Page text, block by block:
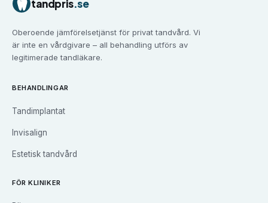
Tandvård iFalun
Tandvård i Göteborg
Tandvård iHalmstad
Tandvård iHelsingborg
Tandvård iJärfälla
Tandvård i
Tandvård i Kalmar
Tandvård i
tandpris.se
Oberoende jämförelsetjänst för privat tandvård. Vi
är inte en vårdgivare – all behandling utförs av
legitimerade tandläkare.
BEHANDLINGAR
Tandimplantat
Invisalign
Estetisk tandvård
FÖR KLINIKER